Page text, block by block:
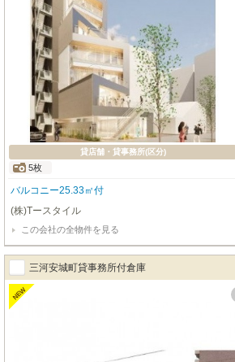
貸店舗・貸事務所(区分)
5枚
バルコニー25.33㎡付
(株)Tースタイル
この会社の全物件を見る
三河安城町貸事務所付倉庫
NEW